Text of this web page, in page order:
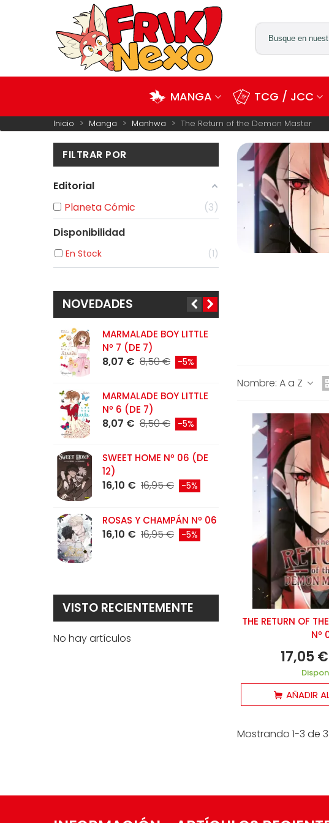
MANGA TCG / JCC
Inicio > Manga > Manhwa > The Return of the Demon Master
FILTRAR POR
Editorial
Planeta Cómic
3
En Stock 1
NOVEDADES
MARMALADE BOY LITTLE
Nº 7 (DE 7)
8,07 € 8,50 € -5%
MARMALADE BOY LITTLE
Nº 6 (DE 7)
8,07 € 8,50 € -5%
SWEET HOME Nº 06 (DE
12)
16,10 € 16,95 € -5%
ROSAS Y CHAMPÁN Nº 06
16,10 € 16,95 € -5%
REY
15,15 €
LA HIJA DEL
Nº 12 (DE 14)
16,10 €
CÁSATE CON
Nº 1 (DE 7)
18,00 €
VISTO RECIENTEMENTE
No hay artículos
Nombre: A a Z
THE RETURN OF
Nº
17,05 €
AÑADIR
Mostrando 1-3 de